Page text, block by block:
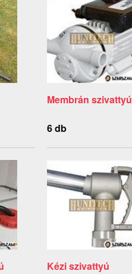
Membrán szivattyú
6 db
Kézi szivattyú